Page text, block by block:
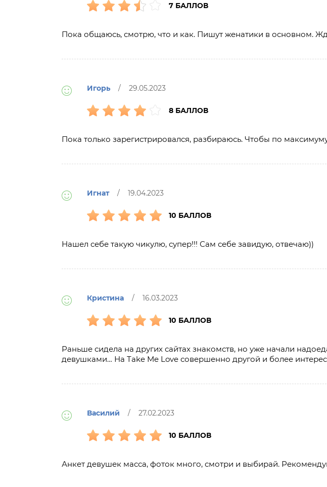
7 БАЛЛОВ
Пока общаюсь, смотрю, что и как. Пишут женатики в основном.
Игорь / 29.05.2023
8 БАЛЛОВ
Пока только зарегистрировался, разбираюсь. Чтобы по
Игнат/ 19.04.2023
10 БАЛЛОВ
Нашел себе такую чикулю, супер!!! Сам себе завидую, отвечаю))
Кристина / 16.03.2023
10 БАЛЛОВ
Раньше сидела на других сайтах знакомств, но уже начали
девушками… На Take Me Love совершенно другой и более
Василий / 27.02.2023
10 БАЛЛОВ
Анкет девушек масса, фоток много, смотри и выбирай.